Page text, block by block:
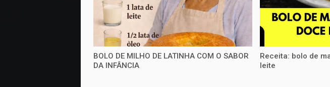
BOLO DE MILHO DE LATINHA COM O SABOR
DA INFÂNCIA
Receita: bolo de
leite